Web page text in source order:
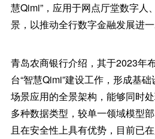
慧Qimi”，应用于网点厅堂数字人
景，以推动全行数字金融发展进一
青岛农商银行介绍，其于2023年
台“智慧Qimi”建设工作，形成基
场景应用的全景架构，能够同时
多种数据类型，较单一领域模型
且在安全性上具有优势，目前已